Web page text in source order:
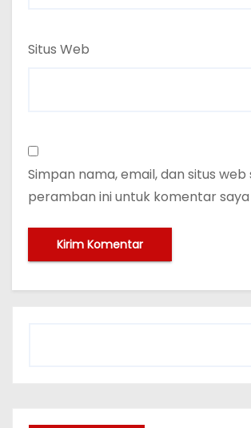
Situs Web
Simpan nama, email, dan situs
peramban ini untuk komentar